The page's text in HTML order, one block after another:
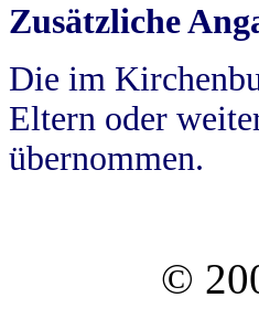
Zusätzliche
Die im
Eltern oder
übernommen.
©